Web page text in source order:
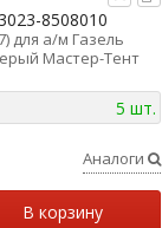
8508010
для а/м Газель
Мастер-Тент
5 шт.
Аналоги
В корзину